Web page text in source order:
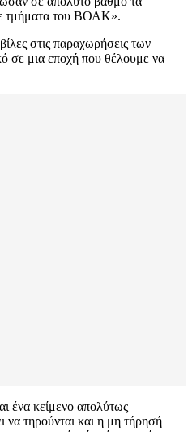
τμήματα του ΒΟΑΚ».
στις παραχωρήσεις των
σε μια εποχή που θέλουμε να
ένα κείμενο απολύτως
να τηρούνται και η μη τήρησή